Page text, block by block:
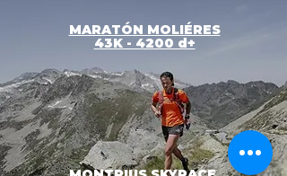
MARATÓN MOLIÉRES
43K - 4200 d+